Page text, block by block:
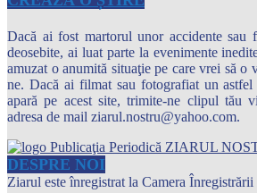
Dacă ai fost martorul unor accidente sau
deosebite, ai luat parte la evenimente
amuzat o anumită situaţie pe care vrei să o
ne. Dacă ai filmat sau fotografiat un
apară pe acest site, trimite-ne clipul tău
adresa de mail ziarul.nostru@yahoo.com.
DESPRE NOI
Ziarul este înregistrat la Camera